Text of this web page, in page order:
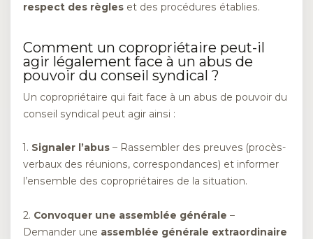
respect des règles et des procédures établies.
Comment un copropriétaire peut-il
agir légalement face à un abus de
pouvoir du conseil syndical ?
Un copropriétaire qui fait face à un abus de pouvoir du
conseil syndical peut agir ainsi :
1. Signaler l’abus – Rassembler des preuves (procès-
verbaux des réunions, correspondances) et informer
l’ensemble des copropriétaires de la situation.
2. Convoquer une assemblée générale –
Demander une assemblée générale extraordinaire